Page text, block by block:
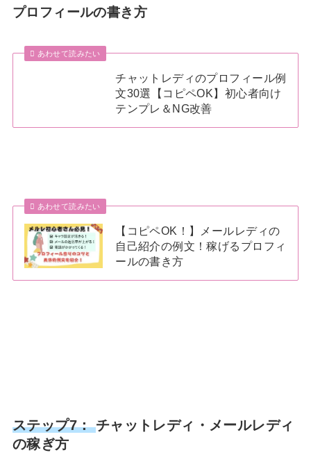
プロフィールの書き方
あわせて読みたい
チャットレディのプロフィール例
文30選【コピペOK】初心者向け
テンプレ＆NG改善
あわせて読みたい
【コピペOK！】メールレディの
自己紹介の例文！稼げるプロフィ
ールの書き方
ステップ7： チャットレディ・メールレディ
の稼ぎ方